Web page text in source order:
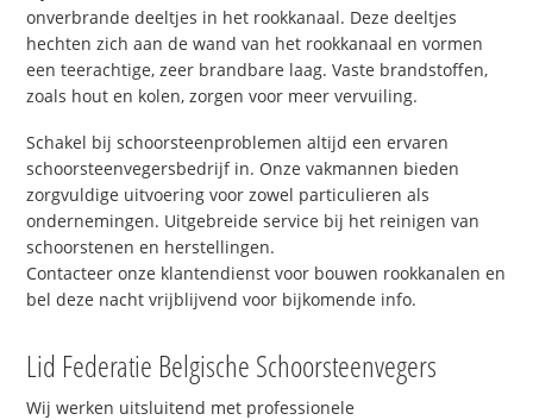
onverbrande deeltjes in het rookkanaal. Deze deeltjes
hechten zich aan de wand van het rookkanaal en vormen
een teerachtige, zeer brandbare laag. Vaste brandstoffen,
zoals hout en kolen, zorgen voor meer vervuiling.
Schakel bij schoorsteenproblemen altijd een ervaren
schoorsteenvegersbedrijf in. Onze vakmannen bieden
zorgvuldige uitvoering voor zowel particulieren als
ondernemingen. Uitgebreide service bij het reinigen van
schoorstenen en herstellingen.
Contacteer onze klantendienst voor bouwen rookkanalen en
bel deze nacht vrijblijvend voor bijkomende info.
Lid Federatie Belgische Schoorsteenvegers
Wij werken uitsluitend met professionele